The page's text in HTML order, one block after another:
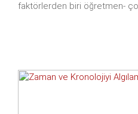
faktörlerden biri öğretmen-